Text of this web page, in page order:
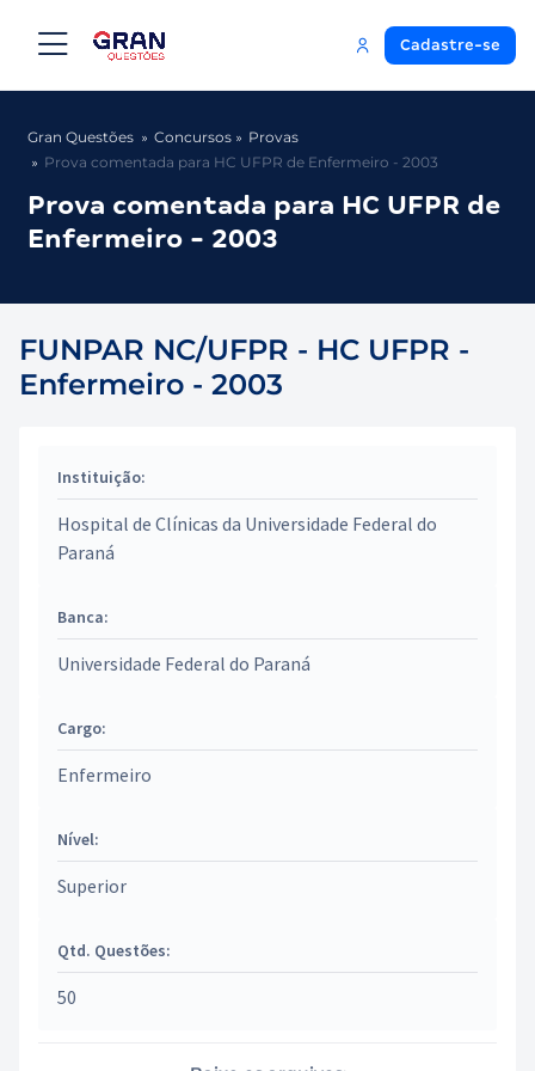
Cadastre-se
Gran Questões Concursos
Provas
Prova comentada para HC UFPR de Enfermeiro - 2003
Prova comentada para HC UFPR de
Enfermeiro - 2003
FUNPAR NC/UFPR - HC UFPR -
Enfermeiro - 2003
Instituição:
Hospital de Clínicas da Universidade Federal do
Paraná
Banca:
Universidade Federal do Paraná
Cargo:
Enfermeiro
Nível:
Superior
Qtd. Questões:
50